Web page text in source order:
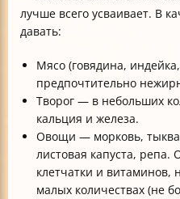
лучше всего усваивает. В
давать:
Мясо (говядина,
предпочтительно
Творог — в небольших
кальция и железа.
Овощи — морковь,
листовая капуста, репа.
клетчатки и
малых количествах (не